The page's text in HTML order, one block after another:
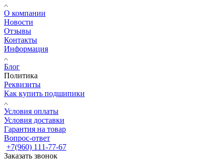
О компании
Новости
Отзывы
Контакты
Информация
Блог
Политика
Реквизиты
Как купить подшипики
Условия оплаты
Условия доставки
Гарантия на товар
Вопрос-ответ
+7(960) 111-77-67
Заказать звонок